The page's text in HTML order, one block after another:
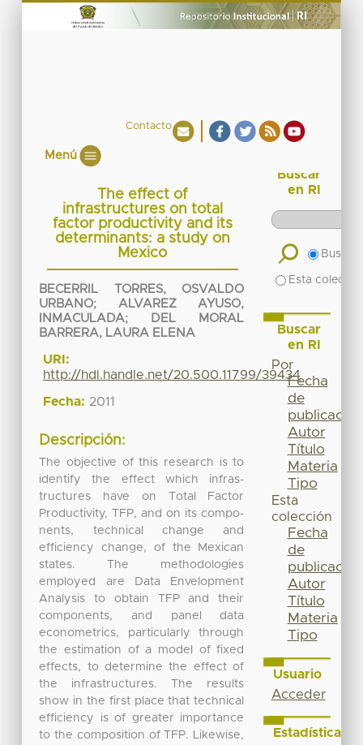
Contacto
Menú
The effect of
infrastructures on total
factor productivity and its
determinants: a study on
Mexico
BECERRIL TORRES, OSVALDO
URBANO; ALVAREZ AYUSO,
INMACULADA;
DEL MORAL
BARRERA, LAURA ELENA
URI:
http://hdl.handle.net/20.500.11799/39434
Fecha: 2011
Descripción:
The objective of this research is to
identify the effect which infras-
tructures have on Total Factor
Productivity, TFP, and on its compo-
nents, technical change and
efficiency change, of the Mexican
states. The methodologies
employed are Data Envelopment
Analysis to obtain TFP and their
components, and panel data
econometrics, particularly through
the estimation of a model of fixed
effects, to determine the effect of
the infrastructures. The results
show in the first place that technical
efficiency is of greater importance
to the composition of TFP. Likewise,
Buscar
en RI
Buscar
Esta
Buscar
en RI
Por
Fecha
de
publicación
Autor
Título
Materia
Tipo
Esta
colección
Fecha
de
publicación
Autor
Título
Materia
Tipo
Usuario
Acceder
Estadísticas